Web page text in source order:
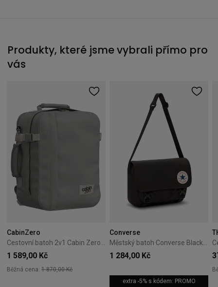
Produkty, které jsme vybrali přímo pro
vás
CabinZero
Cestovní batoh 2v1 Cabin Zero Classic Tech 28L Silver Storm
1 589,00 Kč
Běžná cena: 1 870,00 Kč
Converse
Městský batoh Converse Black 10026011-A01
1 284,00 Kč
extra -5% s kódem: PROMO